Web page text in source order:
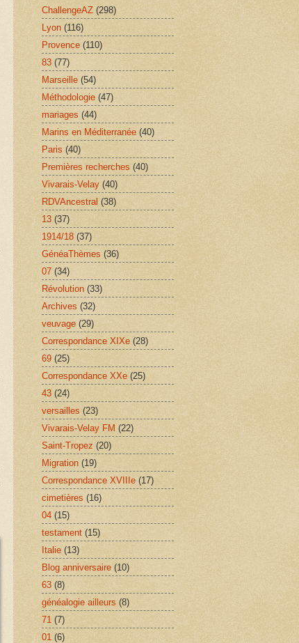
ChallengeAZ (298)
Lyon (116)
Provence (110)
83 (77)
Marseille (54)
Méthodologie (47)
mariages (44)
Marins en Méditerranée (40)
Paris (40)
Premières recherches (40)
Vivarais-Velay (40)
RDVAncestral (38)
13 (37)
1914/18 (37)
GénéaThèmes (36)
07 (34)
Révolution (33)
Archives (32)
veuvage (29)
Correspondance XIXe (28)
69 (25)
Correspondance XXe (25)
43 (24)
versailles (23)
Vivarais-Velay FM (22)
Saint-Tropez (20)
Migration (19)
Correspondance XVIIIe (17)
cimetières (16)
04 (15)
testament (15)
Italie (13)
Blog anniversaire (10)
63 (8)
généalogie ailleurs (8)
71 (7)
01 (6)